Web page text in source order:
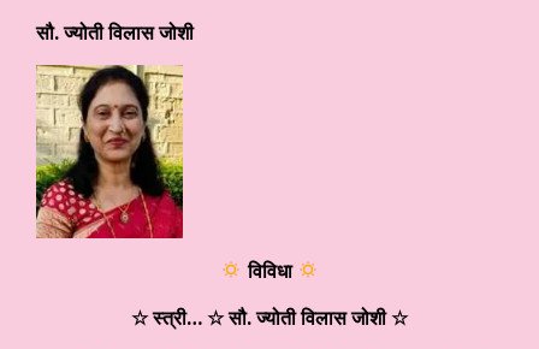
सौ. ज्योती विलास जोशी
विविधा
☆ स्त्री…☆ सौ. ज्योती विलास जोशी☆